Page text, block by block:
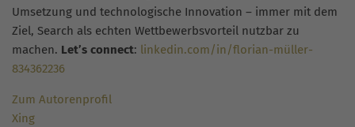
Umsetzung und technologische Innovation – immer mit dem
Ziel, Search als echten Wettbewerbsvorteil nutzbar zu
machen. Let’s connect: linkedin.com/in/florian-müller-
834362236
Zum Autorenprofil
Xing